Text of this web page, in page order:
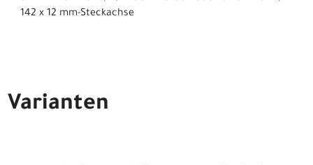
142 x 12 mm-Steckachse
Varianten